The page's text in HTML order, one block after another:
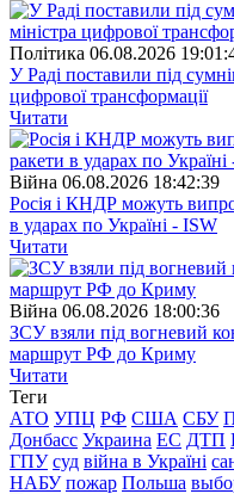
Полiтика 06.08.2026
У Раді поставили під
цифрової трансформації
Читати
Війна 06.08.2026 18:42:39
Росія і КНДР можуть
в ударах по Україні - ISW
Читати
Війна 06.08.2026 18:00:36
ЗСУ взяли під вогневий
маршрут РФ до Криму
Читати
Теги
АТО УПЦ РФ США СБУ
Донбасс Украина ЕС ДТП
ГПУ суд війна в Україні
НАБУ пожар Польша